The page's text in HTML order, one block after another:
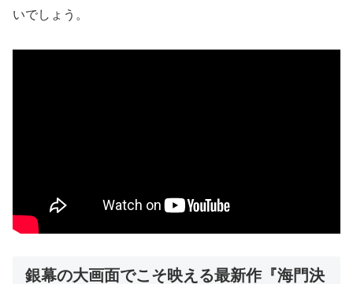
いでしょう。
銀幕の大画面でこそ映える最新作『海門決